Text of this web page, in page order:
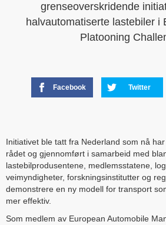
grenseoverskridende
halvautomatiserte lastebiler i
Platooning
Facebook Twitter
Initiativet ble tatt fra Nederland som nå
rådet og gjennomført i samarbeid med
lastebilprodusentene, medlemsstatene,
veimyndigheter, forskningsinstitutter og
demonstrere en ny modell for transport
mer effektiv.
Som medlem av European Automobile